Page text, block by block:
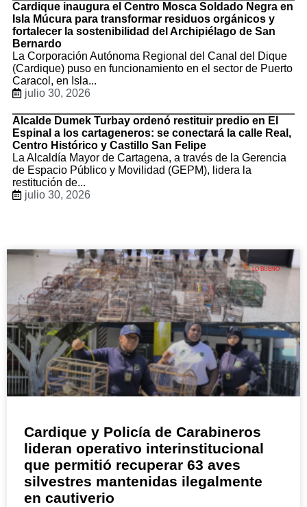
Cardique inaugura el Centro Mosca Soldado Negra en
Isla Múcura para transformar residuos orgánicos y
fortalecer la sostenibilidad del Archipiélago de San
Bernardo
La Corporación Autónoma Regional del Canal del Dique
(Cardique) puso en funcionamiento en el sector de Puerto
Caracol, en Isla...
julio 30, 2026
Alcalde Dumek Turbay ordenó restituir predio en El
Espinal a los cartageneros: se conectará la calle Real,
Centro Histórico y Castillo San Felipe
La Alcaldía Mayor de Cartagena, a través de la Gerencia
de Espacio Público y Movilidad (GEPM), lidera la
restitución de...
julio 30, 2026
LO BUENO
Cardique y Policía de Carabineros
lideran operativo interinstitucional
que permitió recuperar 63 aves
silvestres mantenidas ilegalmente
en cautiverio